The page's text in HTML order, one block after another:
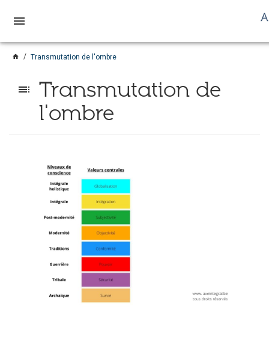
menu
home Transmutation de l'ombre
toc
Transmutation de
l'ombre